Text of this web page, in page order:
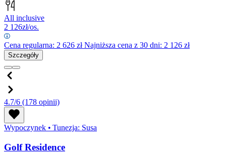
All inclusive
2 126zł/os.
Cena regularna: 2 626 złNajniższa cena z 30 dni: 2 126 zł
Szczegóły
4.7/6 (178 opinii)
Wypoczynek • Tunezja: Susa
Golf Residence